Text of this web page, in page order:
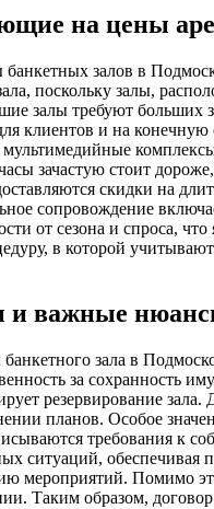
на цены
банкетных залов в
поскольку залы,
залы требуют больших
клиентов и на
зачастую стоит
скидки на
сопровождение
от сезона и спроса,
в которой
и важные
зала в
за сохранность
резервирование
планов. Особое
требования к
ситуаций, обеспечивая
мероприятий. Помимо
Таким образом,